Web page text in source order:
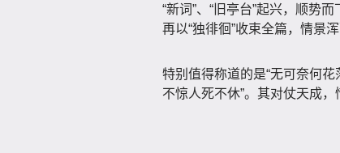
“新词”、“旧亭台”起兴，顺势
再以“独徘徊”收束全篇，情景
特别值得称道的是“无可奈何
不惊人死不休”。其对仗天成